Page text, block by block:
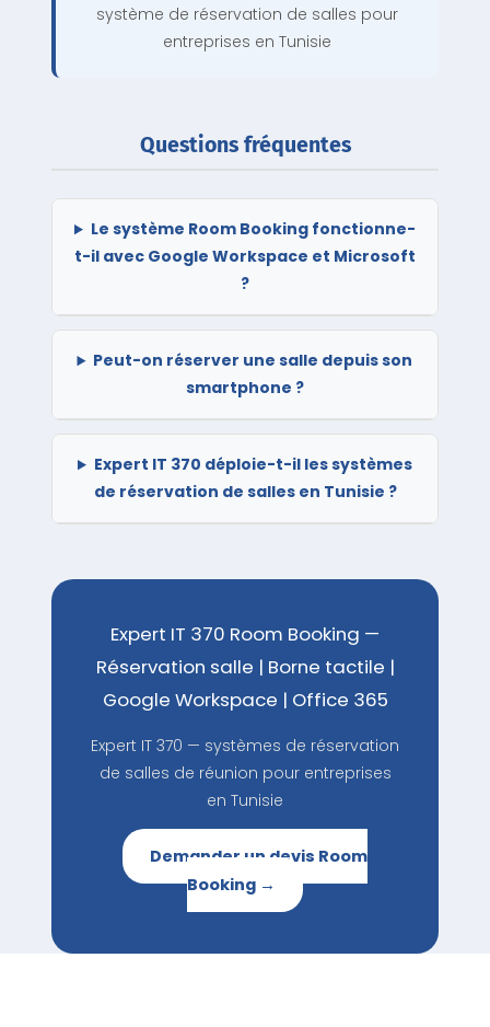
système de réservation de salles pour
entreprises en Tunisie
Questions fréquentes
Le système Room Booking fonctionne-
t-il avec Google Workspace et Microsoft
?
Peut-on réserver une salle depuis son
smartphone ?
Expert IT 370 déploie-t-il les systèmes
de réservation de salles en Tunisie ?
Expert IT 370 Room Booking —
Réservation salle | Borne tactile |
Google Workspace | Office 365
Expert IT 370 — systèmes de réservation
de salles de réunion pour entreprises
en Tunisie
Demander un devis Room
Booking →